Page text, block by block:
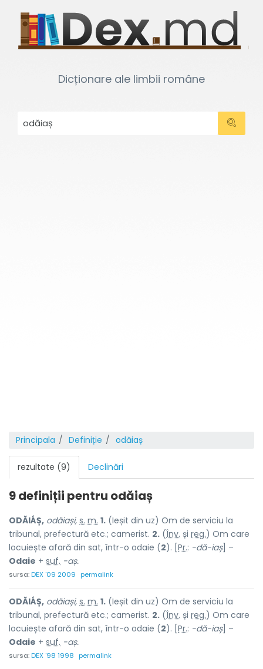
Dicționare ale limbii române
Principala Definiție odăiaș
rezultate (9) Declinări
9 definiții pentru odăiaș
ODĂIÁȘ, odăiași, s. m. 1. (Ieșit din uz) Om de serviciu la
tribunal, prefectură etc.; camerist. 2. (Înv. și reg.) Om care
locuiește afară din sat, într-o odaie (2). [ Pr.: -dă-iaș] –
Odaie + suf. -aș.
sursa:DEX '09 2009 permalink
ODĂIÁȘ, odăiași, s. m. 1. (Ieșit din uz) Om de serviciu la
tribunal, prefectură etc.; camerist. 2. (Înv. și reg.) Om care
locuiește afară din sat, într-o odaie (2). [ Pr.: -dă-iaș] –
Odaie + suf. -aș.
sursa:DEX '98 1998 permalink